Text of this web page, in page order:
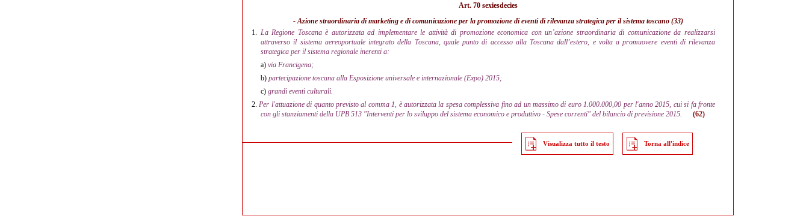
Art. 70 sexiesdecies
- Azione straordinaria di marketing e di comunicazione per la promozione di eventi di rilevanza strategica per il sistema toscano (33)
1. La Regione Toscana è autorizzata ad implementare le attività di promozione economica con un’azione straordinaria di comunicazione da realizzarsi
attraverso il sistema aereoportuale integrato della Toscana, quale punto di accesso alla Toscana dall’estero, e volta a promuovere eventi di rilevanza
strategica per il sistema regionale inerenti a:
a) via Francigena;
b) partecipazione toscana alla Esposizione universale e internazionale (Expo) 2015;
c) grandi eventi culturali.
2. Per l'attuazione di quanto previsto al comma 1, è autorizzata la spesa complessiva fino ad un massimo di euro 1.000.000,00 per l'anno 2015, cui si fa fronte
con gli stanziamenti della UPB 513 "Interventi per lo sviluppo del sistema economico e produttivo - Spese correnti" del bilancio di previsione 2015.
(62)
Visualizza tutto il testo Torna all'indice